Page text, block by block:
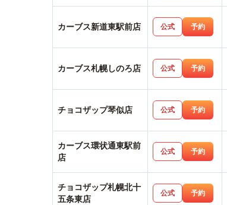
カーブス新道東駅前店 公式 予約
カーブス札幌しのろ店 公式 予約
チョコザップ琴似店 公式 予約
カーブス環状通東駅前
店
公式 予約
チョコザップ札幌北十
五条東店
公式 予約